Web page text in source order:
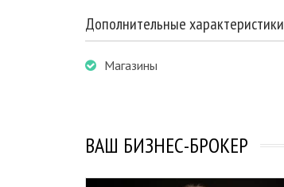
Дополнительные характеристики
Магазины
ВАШ БИЗНЕС-БРОКЕР